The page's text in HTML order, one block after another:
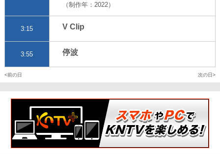
（制作年：2022）
3:15 V Clip
3:55 停波
前の日 次の日